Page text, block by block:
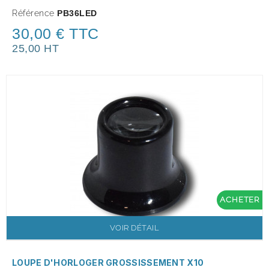
Référence PB36LED
30,00 € TTC
25,00 HT
ACHETER
VOIR DÉTAIL
LOUPE D'HORLOGER GROSSISSEMENT X10